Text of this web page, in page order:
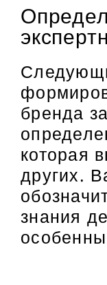
бренда
которая
других.
знания